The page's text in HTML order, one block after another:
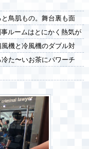
鳥肌もの。舞台裏も面
ルームはとにかく熱気が
機と冷風機のダブル対
た〜いお茶にパワーチ